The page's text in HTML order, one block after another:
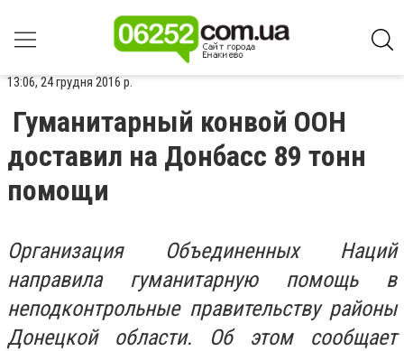
13:06, 24 грудня 2016 р.
Гуманитарный конвой ООН
доставил на Донбасс 89 тонн
помощи
Организация Объединенных Наций
направила гуманитарную помощь в
неподконтрольные правительству районы
Донецкой области. Об этом сообщает